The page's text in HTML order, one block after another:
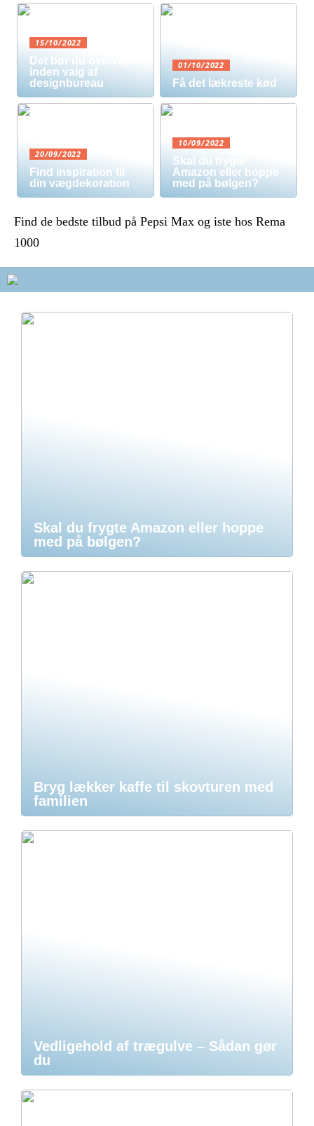
15/10/2022
Det bør du overveje
inden valg af
designbureau
01/10/2022
Få det lækreste kød
20/09/2022
Find inspiration til
din vægdekoration
10/09/2022
Skal du frygte
Amazon eller hoppe
med på bølgen?
Find de bedste tilbud på Pepsi Max og iste hos Rema
1000
Skal du frygte Amazon eller hoppe
med på bølgen?
Bryg lækker kaffe til skovturen med
familien
Vedligehold af trægulve – Sådan gør
du